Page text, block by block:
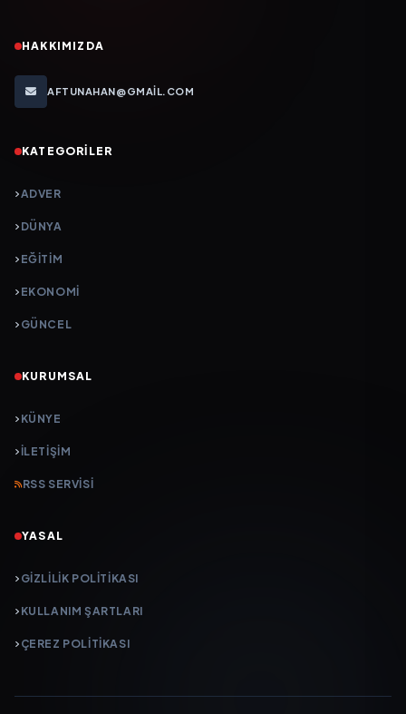
HAKKIMIZDA
AFTUNAHAN@GMAIL.COM
KATEGORILER
ADVER
DÜNYA
EĞİTİM
EKONOMİ
GÜNCEL
KURUMSAL
KÜNYE
İLETIŞIM
RSS SERVISI
YASAL
GIZLILIK POLITIKASI
KULLANIM ŞARTLARI
ÇEREZ POLITIKASI